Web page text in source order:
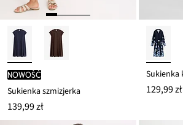
nowość
Sukienka szmizjerka
139,99 zł
129,99 zł